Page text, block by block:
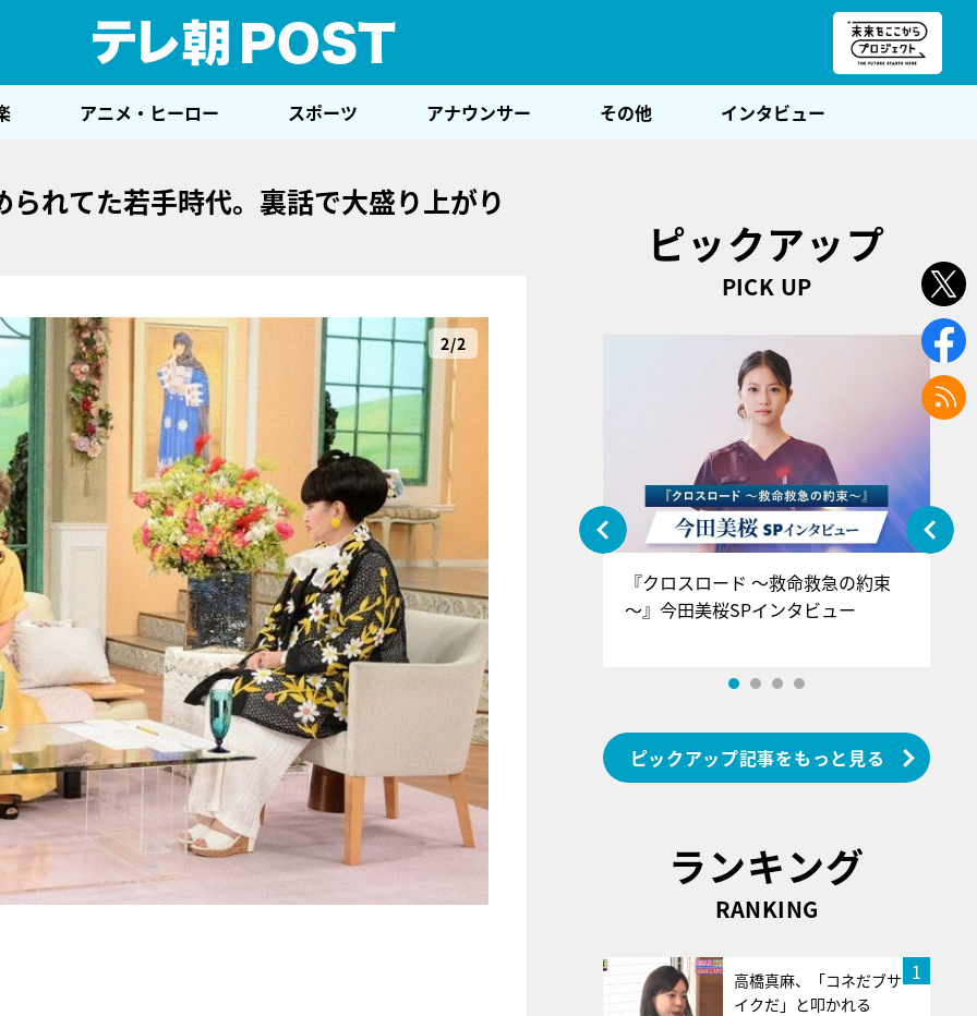
アニメ・ヒーロー スポーツ アナウンサー その他 インタビュー
れてた若手時代。裏話で大盛り上がり
2/2
ピックアップ
PICK UP
『アイ＝ラブ！げーみんぐ』＝LOV
E齋藤樹愛羅＆佐々木舞香SPインタ
ビュー
『クロスロード ～救命救急の約束
～』今田美桜SPインタビュー
ピックアップ記事をもっと見る
ランキング
RANKING
1
高橋真麻、「コネだブサ
イクだ」と叩かれる